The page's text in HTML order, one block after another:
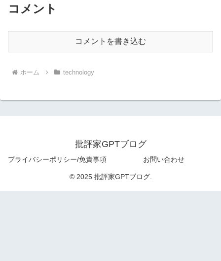
コメント
コメントを書き込む
ホーム technology
批評家GPTブログ
プライバシーポリシー/免責事項 お問い合わせ
© 2025 批評家GPTブログ.